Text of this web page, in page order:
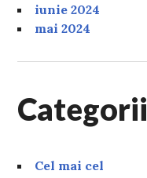
iunie 2024
mai 2024
Categorii
Cel mai cel